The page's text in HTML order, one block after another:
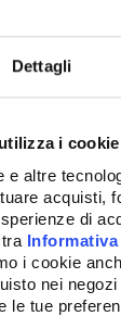
Dettagli
i cookie
e altre
acquisti,
di
i cookie
nei
le tue
R134A
IVA